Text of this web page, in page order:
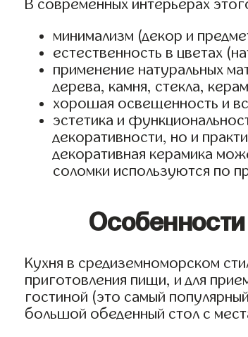
В современных интерьерах
минимализм (декор и
естественность в цветах
применение натуральных
дерева, камня, стекла,
хорошая освещенность и
эстетика и
декоративности, но и
декоративная керамика
соломки используются по
Кухня в средиземноморском
приготовления пищи, и для
гостиной (это самый
большой обеденный стол с